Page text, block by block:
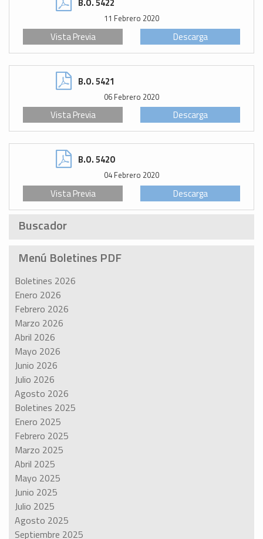
B.O. 5422
11 Febrero 2020
Descarga
Vista Previa
B.O. 5421
06 Febrero 2020
Descarga
Vista Previa
B.O. 5420
04 Febrero 2020
Descarga
Vista Previa
Buscador
Menú Boletines PDF
Boletines 2026
Enero 2026
Febrero 2026
Marzo 2026
Abril 2026
Mayo 2026
Junio 2026
Julio 2026
Agosto 2026
Boletines 2025
Enero 2025
Febrero 2025
Marzo 2025
Abril 2025
Mayo 2025
Junio 2025
Julio 2025
Agosto 2025
Septiembre 2025